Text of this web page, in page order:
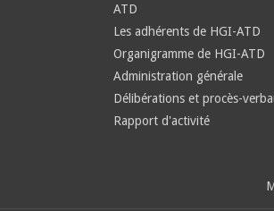
ATD
Les adhérents de HGI-ATD
Organigramme de HGI-ATD
Administration générale
Délibérations et procès-
Rapport d'activité